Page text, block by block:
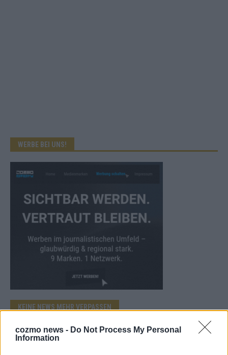
cozmo news - Do Not Process My Personal
Information
WERBE BEI UNS!
KEINE NEWS MEHR VERPASSEN